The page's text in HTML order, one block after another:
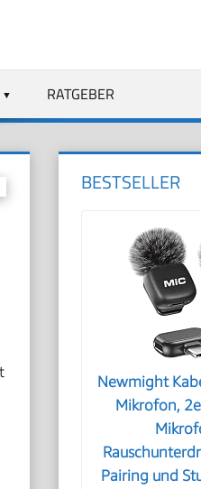
RATGEBER
BESTSELLER
Newmight
Mikrofon,
Pairing und